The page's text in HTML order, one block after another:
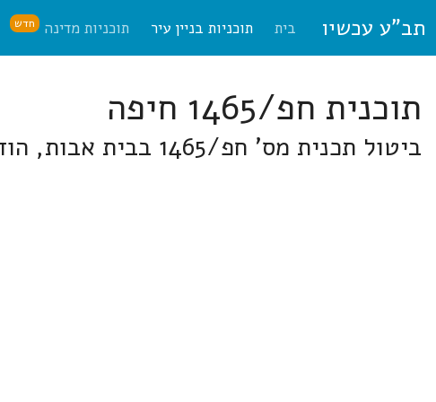
תב"ע עכשיו בית תוכניות בניין עיר תוכניות מדינה חדש
תוכנית חפ/1465 חיפה
ביטול תכנית מס' חפ/1465 בבית אבות, הוד הכרמל - דניה